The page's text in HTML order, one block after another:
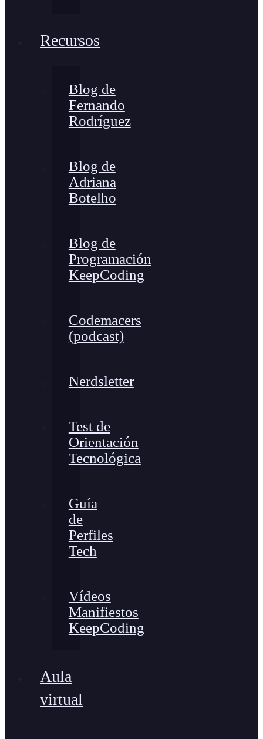
Recursos
Blog de
Fernando
Rodríguez
Blog de
Adriana
Botelho
Blog de
Programación
KeepCoding
Codemacers
(podcast)
Nerdsletter
Test de
Orientación
Tecnológica
Guía
de
Perfiles
Tech
Vídeos
Manifiestos
KeepCoding
Aula
virtual